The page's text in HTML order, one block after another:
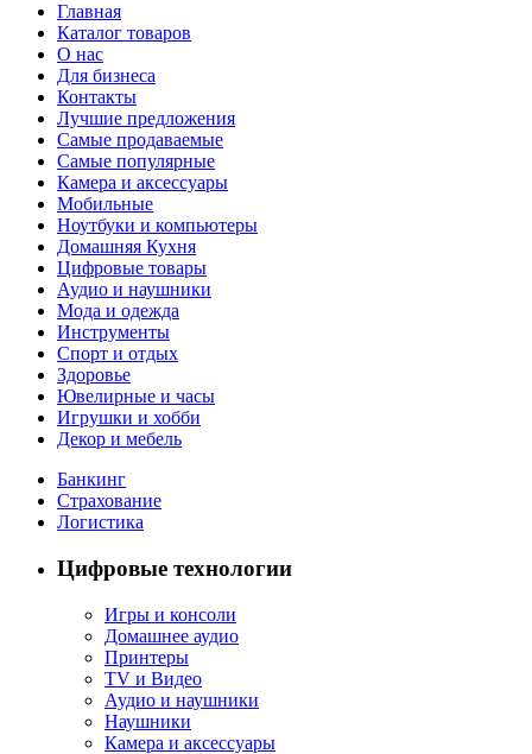
Главная
Каталог товаров
О нас
Для бизнеса
Контакты
Лучшие предложения
Самые продаваемые
Самые популярные
Камера и аксессуары
Мобильные
Ноутбуки и компьютеры
Домашняя Кухня
Цифровые товары
Аудио и наушники
Мода и одежда
Инструменты
Спорт и отдых
Здоровье
Ювелирные и часы
Игрушки и хобби
Декор и мебель
Банкинг
Страхование
Логистика
Цифровые технологии
Игры и консоли
Домашнее аудио
Принтеры
TV и Видео
Аудио и наушники
Наушники
Камера и аксессуары